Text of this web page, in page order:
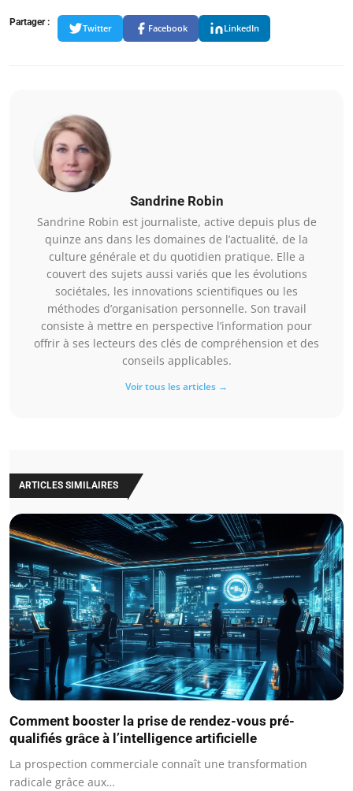
Partager :
Twitter Facebook LinkedIn
Sandrine Robin
Sandrine Robin est journaliste, active depuis plus de
quinze ans dans les domaines de l’actualité, de la
culture générale et du quotidien pratique. Elle a
couvert des sujets aussi variés que les évolutions
sociétales, les innovations scientifiques ou les
méthodes d’organisation personnelle. Son travail
consiste à mettre en perspective l’information pour
offrir à ses lecteurs des clés de compréhension et des
conseils applicables.
Voir tous les articles →
ARTICLES SIMILAIRES
Comment booster la prise de rendez-vous pré-
qualifiés grâce à l’intelligence artificielle
La prospection commerciale connaît une transformation
radicale grâce aux…